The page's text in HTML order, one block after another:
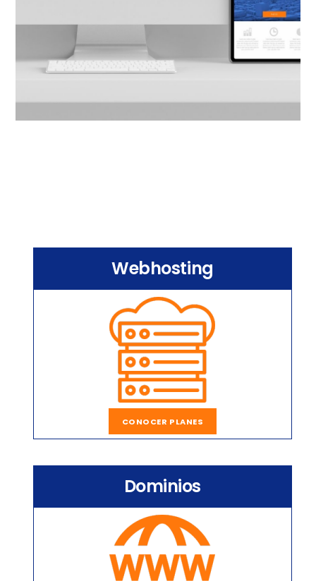
Webhosting
CONOCER PLANES
Dominios